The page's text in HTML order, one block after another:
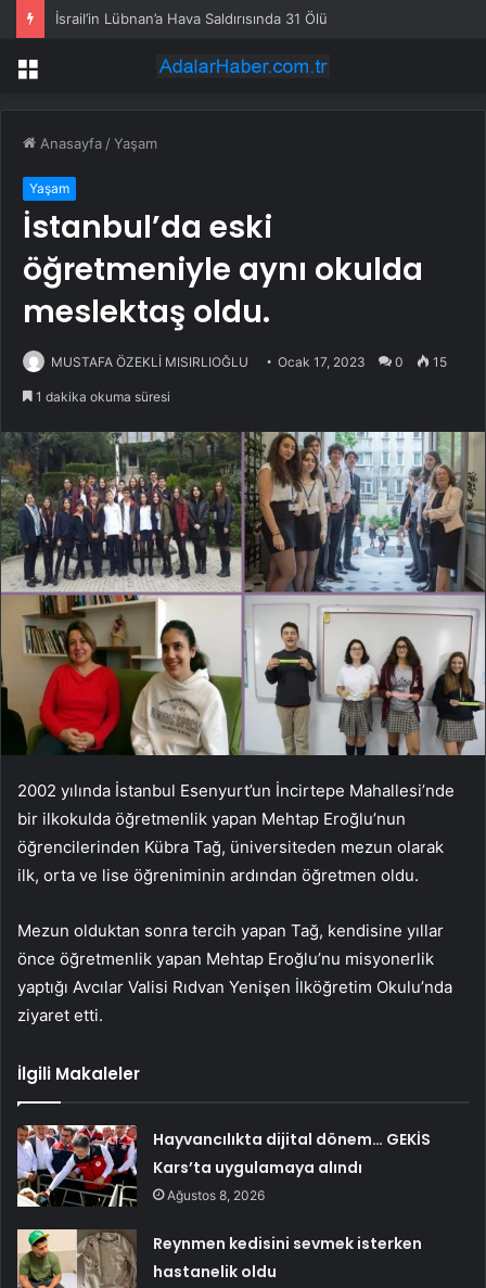
İsrail’in Lübnan’a Hava Saldırısında 31 Ölü
Menü
Anasayfa /Yaşam
Yaşam
İstanbul’da eski
öğretmeniyle aynı okulda
meslektaş oldu.
MUSTAFA ÖZEKLİ MISIRLIOĞLU Ocak 17, 2023 0 15
1 dakika okuma süresi
2002 yılında İstanbul Esenyurt’un İncirtepe Mahallesi’nde
bir ilkokulda öğretmenlik yapan Mehtap Eroğlu’nun
öğrencilerinden Kübra Tağ, üniversiteden mezun olarak
ilk, orta ve lise öğreniminin ardından öğretmen oldu.
Mezun olduktan sonra tercih yapan Tağ, kendisine yıllar
önce öğretmenlik yapan Mehtap Eroğlu’nu misyonerlik
yaptığı Avcılar Valisi Rıdvan Yenişen İlköğretim Okulu’nda
ziyaret etti.
İlgili Makaleler
Hayvancılıkta dijital dönem… GEKİS
Kars’ta uygulamaya alındı
Ağustos 8, 2026
Reynmen kedisini sevmek isterken
hastanelik oldu